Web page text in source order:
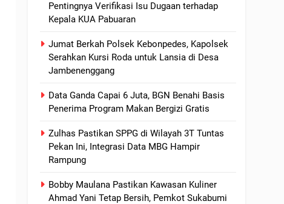
Pentingnya Verifikasi Isu Dugaan terhadap
Kepala KUA Pabuaran
Jumat Berkah Polsek Kebonpedes, Kapolsek
Serahkan Kursi Roda untuk Lansia di Desa
Jambenenggang
Data Ganda Capai 6 Juta, BGN Benahi Basis
Penerima Program Makan Bergizi Gratis
Zulhas Pastikan SPPG di Wilayah 3T Tuntas
Pekan Ini, Integrasi Data MBG Hampir
Rampung
Bobby Maulana Pastikan Kawasan Kuliner
Ahmad Yani Tetap Bersih, Pemkot Sukabumi